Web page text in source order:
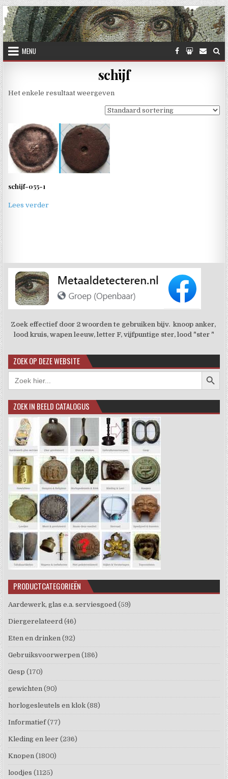
Skip to content
MENU
schijf
Het enkele resultaat weergeven
schijf-055-1
Lees verder
Zoek effectief door 2 woorden te gebruiken bijv. knoop anker,
lood kruis, wapen leeuw, letter F, vijfpuntige ster, lood "ster "
ZOEK OP DEZE WEBSITE
Zoek
naar:
ZOEK IN BEELD CATALOGUS
PRODUCTCATEGORIEËN
Aardewerk, glas e.a. serviesgoed (59)
Diergerelateerd (46)
Eten en drinken (92)
Gebruiksvoorwerpen (186)
Gesp (170)
gewichten (90)
horlogesleutels en klok (88)
Informatief (77)
Kleding en leer (236)
Knopen (1800)
loodjes (1125)